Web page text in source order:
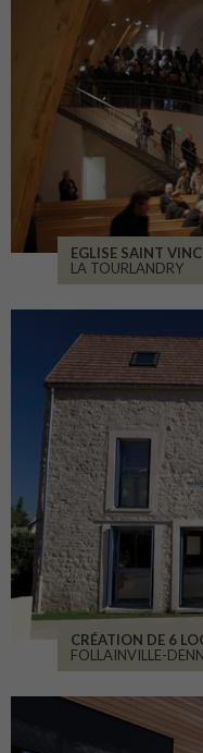
EGLISE SAINT
LA TOURLANDRY
CRÉATION DE 6
FOLLAINVILLE-